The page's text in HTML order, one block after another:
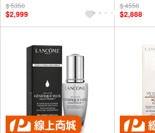
$ 5350
$2,999
$ 4550
$2,888